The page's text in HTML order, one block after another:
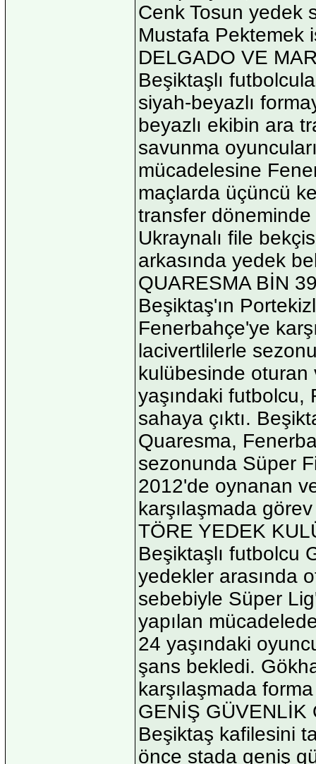
Cenk Tosun yedek
Mustafa Pektemek
DELGADO VE
Beşiktaşlı
siyah-beyazlı
beyazlı ekibin ara
savunma
mücadelesine
maçlarda üçüncü
transfer döneminde
Ukraynalı file
arkasında yedek
QUARESMA BİN
Beşiktaş'ın
Fenerbahçe'ye
lacivertlilerle
kulübesinde oturan
yaşındaki futbolcu,
sahaya çıktı.
Quaresma,
sezonunda Süper
2012'de oynanan
karşılaşmada görev
TÖRE YEDEK
Beşiktaşlı futbolcu
yedekler arasında
sebebiyle Süper
yapılan
24 yaşındaki
şans bekledi.
karşılaşmada
GENİŞ GÜVENLİK
Beşiktaş kafilesini
önce stada geniş